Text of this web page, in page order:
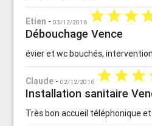
Etien -03/12/2016 starstarstar
Débouchage Vence
évier et wc bouchés,
Claude -02/12/2016 starstarstar
Installation sanitaire
Très bon accueil téléphonique